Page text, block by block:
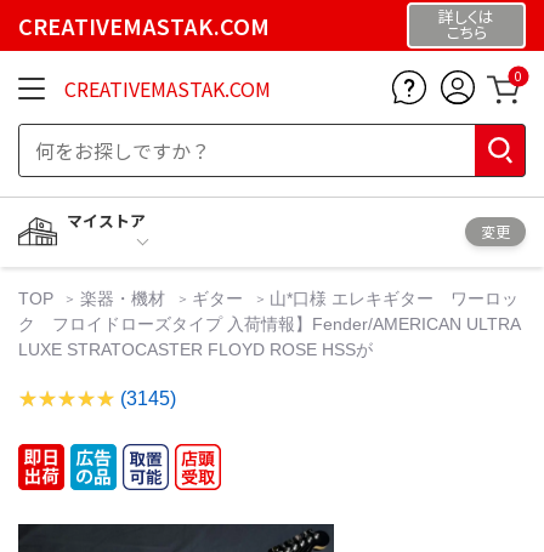
CREATIVEMASTAK.COM 詳しくは
こちら
CREATIVEMASTAK.COM 0
マイストア
変更
TOP 楽器・機材 ギター
山*口様 エレキギター ワーロッ
ク フロイドローズタイプ 入荷情報】Fender/AMERICAN ULTRA
LUXE STRATOCASTER FLOYD ROSE HSSが
(3145)